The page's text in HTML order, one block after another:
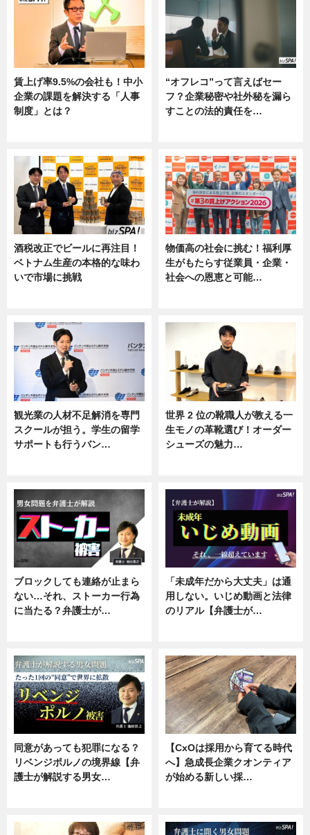
賃上げ率9.5%の会社も！中小
企業の課題を解決する「人事
制度」とは？
“オフレコ”って言えばセー
フ？企業秘密や社外秘を漏ら
すことの法的責任を…
酒税改正でビールに再注目！
ベトナム生産の本格的な味わ
いで市場に挑戦
物価高の社会に挑む！福利厚
生がもたらす従業員・企業・
社会への恩恵と可能…
観光業の人材不足解消を専門
スクールが担う。学生の留学
サポートも行うバン…
世界 2 位の靴職人が教える一
生モノの革靴選び！オーダー
シューズの魅力…
ブロックしても連絡が止まら
ない…それ、ストーカー行為
に当たる？弁護士が…
「未成年だから大丈夫」は通
用しない。いじめ動画と法律
のリアル【弁護士が…
同意があっても犯罪になる？
リベンジポルノの境界線【弁
護士が解説する男女…
【CxOは採用から育てる時代
へ】急成長企業クオンティア
が始める新しい採…